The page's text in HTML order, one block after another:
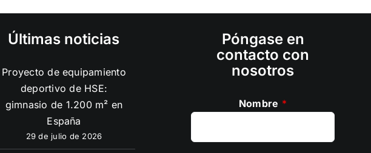
Últimas noticias
Proyecto de equipamiento
deportivo de HSE:
gimnasio de 1.200 m² en
España
29 de julio de 2026
Póngase en
contacto con
nosotros
Nombre *